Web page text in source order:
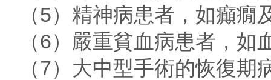
（5）精神病患者，如癲癇
（6）嚴重貧血病患者，
（7）大中型手術的恢復期